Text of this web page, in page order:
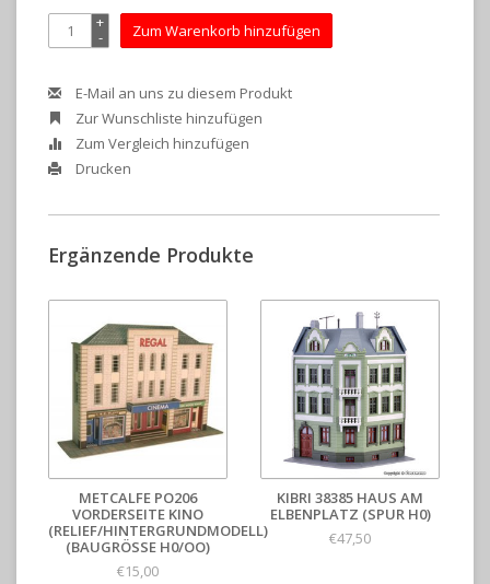
+
- Zum Warenkorb hinzufügen
E-Mail an uns zu diesem Produkt
Zur Wunschliste hinzufügen
Zum Vergleich hinzufügen
Drucken
Ergänzende Produkte
METCALFE PO206
VORDERSEITE KINO
(RELIEF/HINTERGRUNDMODELL)
(BAUGRÖSSE H0/OO)
€15,00
KIBRI 38385 HAUS AM
ELBENPLATZ (SPUR H0)
€47,50